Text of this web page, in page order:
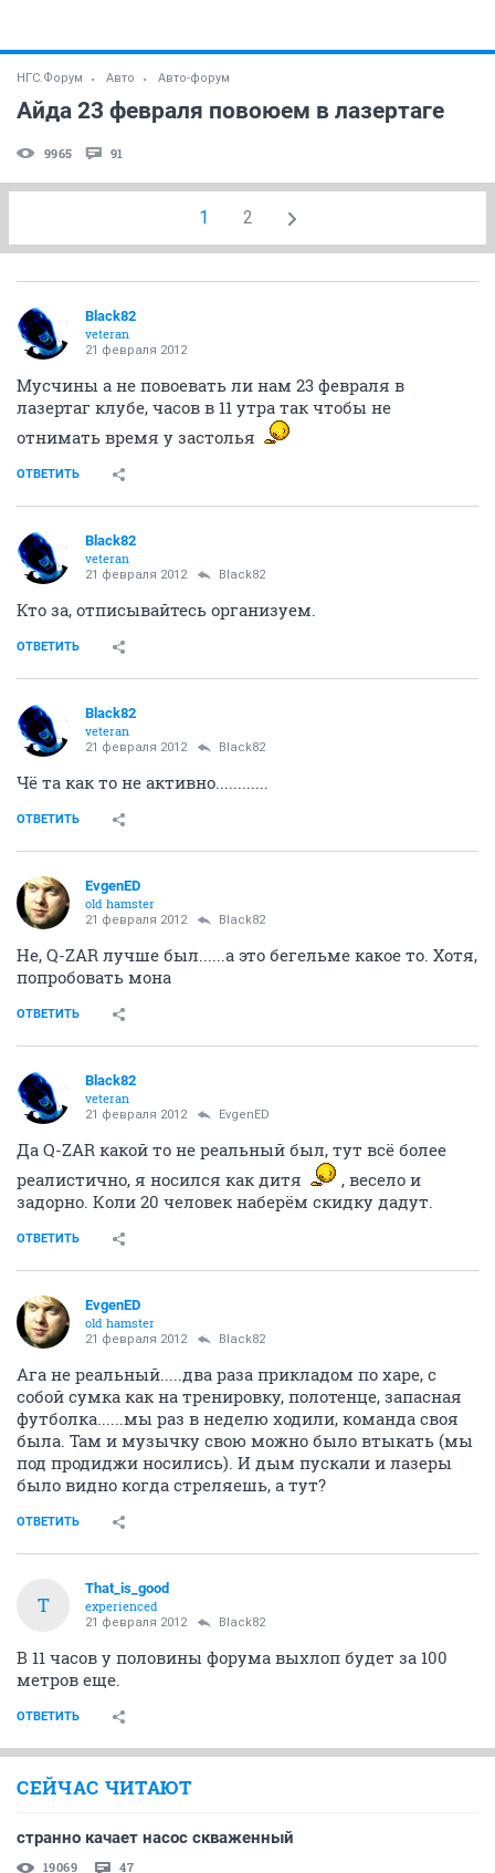
НГС.Форум Авто Авто-форум
Айда 23 февраля повоюем в лазертаге
9965 91
1 2
Black82
veteran
21 февраля 2012
Мусчины а не повоевать ли нам 23 февраля в
лазертаг клубе, часов в 11 утра так чтобы не
отнимать время у застолья
ОТВЕТИТЬ
Black82
veteran
21 февраля 2012 Black82
Кто за, отписывайтесь организуем.
ОТВЕТИТЬ
Black82
veteran
21 февраля 2012 Black82
Чё та как то не активно............
ОТВЕТИТЬ
EvgenED
old hamster
21 февраля 2012 Black82
Не, Q-ZAR лучше был......а это бегельме какое то. Хотя,
попробовать мона
ОТВЕТИТЬ
Black82
veteran
21 февраля 2012 EvgenED
Да Q-ZAR какой то не реальный был, тут всё более
реалистично, я носился как дитя
, весело и
задорно. Коли 20 человек наберём скидку дадут.
ОТВЕТИТЬ
EvgenED
old hamster
21 февраля 2012 Black82
Ага не реальный.....два раза прикладом по харе, с
собой сумка как на тренировку, полотенце, запасная
футболка......мы раз в неделю ходили, команда своя
была. Там и музычку свою можно было втыкать (мы
под продиджи носились). И дым пускали и лазеры
было видно когда стреляешь, а тут?
ОТВЕТИТЬ
T
That_is_good
experienced
21 февраля 2012 Black82
В 11 часов у половины форума выхлоп будет за 100
метров еще.
ОТВЕТИТЬ
СЕЙЧАС ЧИТАЮТ
странно качает насос скваженный
19069 47